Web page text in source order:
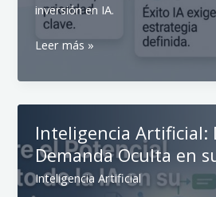
inversión en IA.
Inversión
IA:
Proyectos
con
Retorno
Real
Leer más »
Inteligencia Artificial:
Demanda Oculta en
Inteligencia Artificial